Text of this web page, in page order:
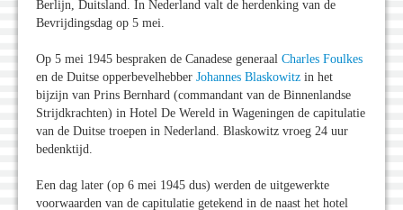
Berlijn, Duitsland. In Nederland valt de herdenking van de
Bevrijdingsdag op 5 mei.
Op 5 mei 1945 bespraken de Canadese generaal Charles Foulkes
en de Duitse opperbevelhebber Johannes Blaskowitz in het
bijzijn van Prins Bernhard (commandant van de Binnenlandse
Strijdkrachten) in Hotel De Wereld in Wageningen de capitulatie
van de Duitse troepen in Nederland. Blaskowitz vroeg 24 uur
bedenktijd.
Een dag later (op 6 mei 1945 dus) werden de uitgewerkte
voorwaarden van de capitulatie getekend in de naast het hotel